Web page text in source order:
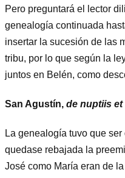
Pero preguntará el lector
genealogía continuada
insertar la sucesión de las
tribu, por lo que según la
juntos en Belén, como
San Agustín, de nuptiis
La genealogía tuvo que
quedase rebajada la
José como María eran de